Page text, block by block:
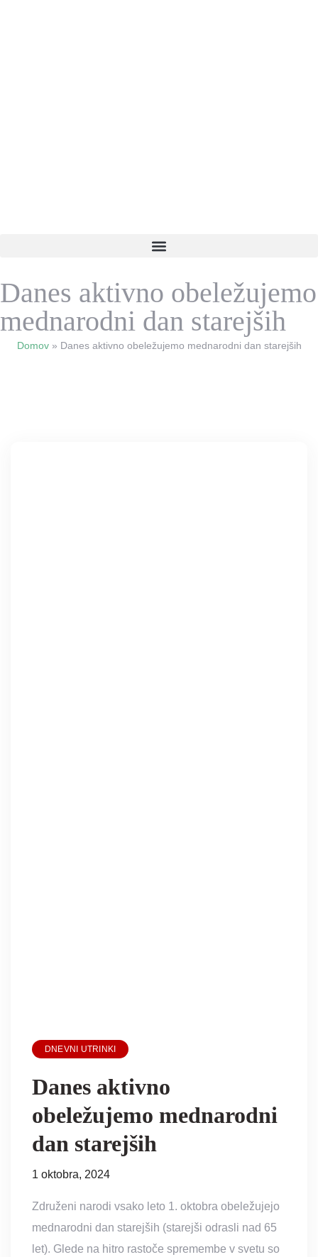
Danes aktivno obeležujemo
mednarodni dan starejših
Domov» Danes aktivno obeležujemo mednarodni dan starejših
DNEVNI UTRINKI
Danes aktivno
obeležujemo mednarodni
dan starejših
1 oktobra, 2024
Združeni narodi vsako leto 1. oktobra obeležujejo
mednarodni dan starejših (starejši odrasli nad 65
let). Glede na hitro rastoče spremembe v svetu so